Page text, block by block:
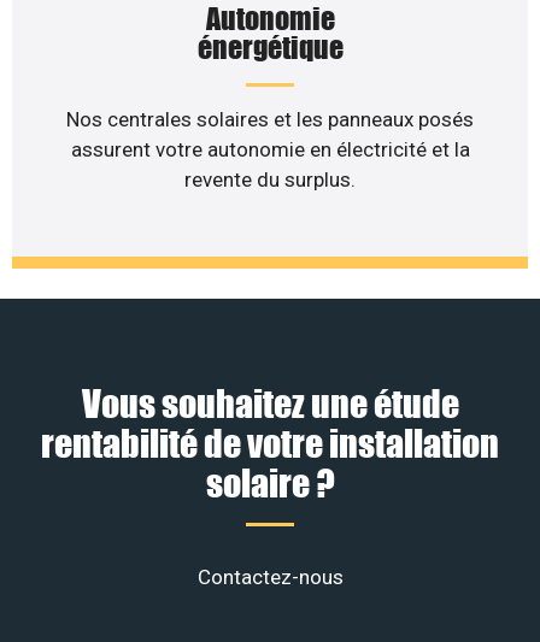
Autonomie
énergétique
Nos centrales solaires et les panneaux posés
assurent votre autonomie en électricité et la
revente du surplus.
Vous souhaitez une étude
rentabilité de votre installation
solaire ?
Contactez-nous